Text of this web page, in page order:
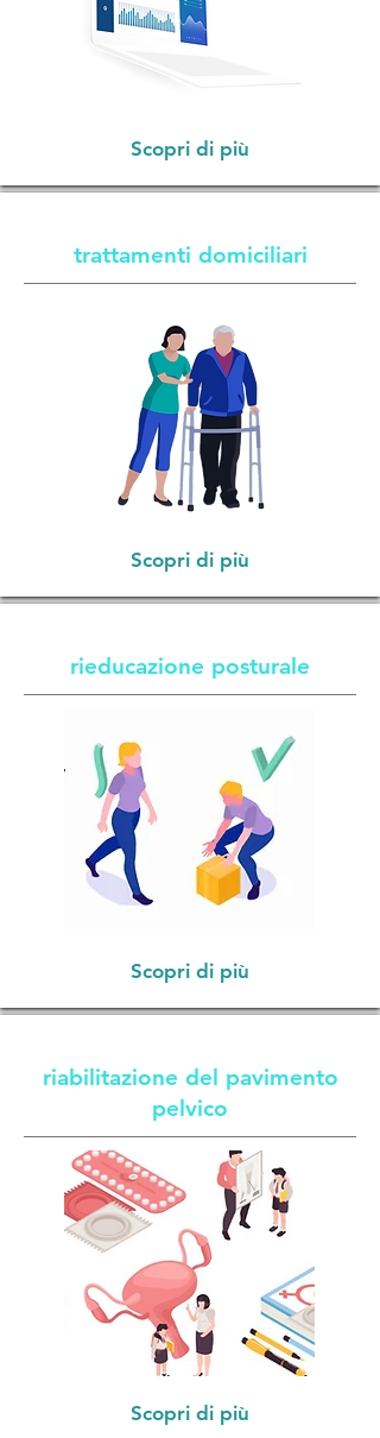
Scopri di più
trattamenti domiciliari
Scopri di più
rieducazione posturale
Scopri di più
riabilitazione del pavimento
pelvico
Scopri di più